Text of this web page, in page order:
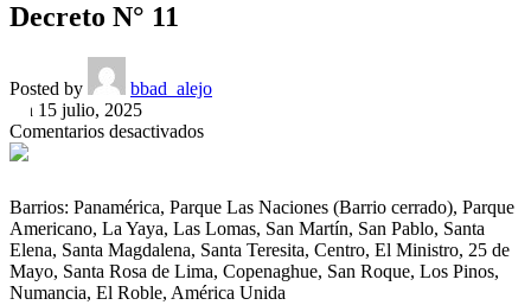
Decreto N° 11
Posted by
bbad_alejo
On 15 julio, 2025
Comentarios desactivadosen
Barrios: Panamérica, Parque Las Naciones (Barrio cerrado), Parque
Americano, La Yaya, Las Lomas, San Martín, San Pablo, Santa
Elena, Santa Magdalena, Santa Teresita, Centro, El Ministro, 25 de
Mayo, Santa Rosa de Lima, Copenaghue, San Roque, Los Pinos,
Numancia, El Roble, América Unida